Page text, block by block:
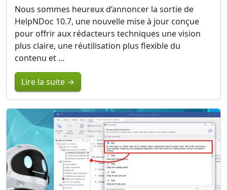
Nous sommes heureux d’annoncer la sortie de
HelpNDoc 10.7, une nouvelle mise à jour conçue
pour offrir aux rédacteurs techniques une vision
plus claire, une réutilisation plus flexible du
contenu et …
Lire la suite →